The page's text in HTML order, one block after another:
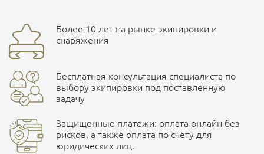
Доставка курьерской службой СДЭК -
Наличные при самовывозе
Бренд Helikon
Страна производитель
Характеристики комплектаций
Размер
Ваш отзыв
улица Маяковского, 10
ПОДРОБНЕЕ О СКЛАДЕ
Более 10 лет на рынке экипировки и
снаряжения
Бесплатная консультация специалиста по
выбору экипировки под поставленную
задачу
Защищенные платежи: оплата онлайн без
рисков, а также оплата по счету для
юридических лиц.